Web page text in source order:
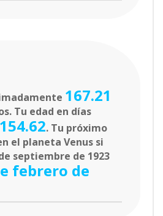
167.21
Tu edad en días
154.62. Tu próximo
el planeta Venus si
septiembre de 1923
febrero de